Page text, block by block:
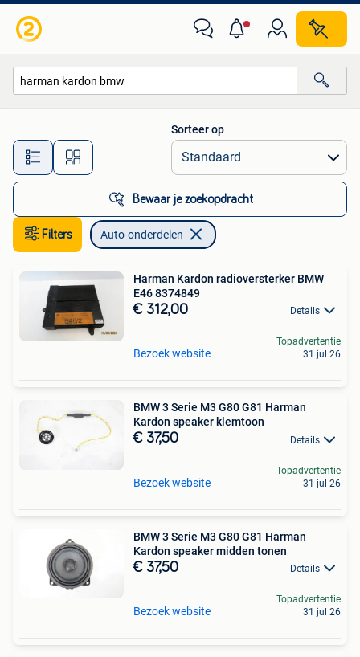
Alle afstanden…
Sorteer op
Bewaar je zoekopdracht
Filters Auto-onderdelen
Harman Kardon radioversterker BMW
E46 8374849
€ 312,00 Details
Bezoek website
Topadvertentie
31 jul 26
BMW 3 Serie M3 G80 G81 Harman
Kardon speaker klemtoon
€ 37,50 Details
Bezoek website
Topadvertentie
31 jul 26
BMW 3 Serie M3 G80 G81 Harman
Kardon speaker midden tonen
€ 37,50 Details
Bezoek website
Topadvertentie
31 jul 26